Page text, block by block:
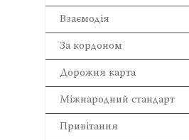
Взаємодія
За кордоном
Дорожня карта
Міжнародний стандарт
Привітання